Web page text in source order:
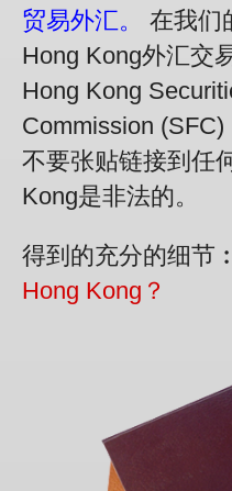
贸易外汇。
在我们
Hong Kong外汇交
Hong Kong
Commission
不要张贴链接到任
Kong是非法的。
得到的充分的细节︰
Hong Kong？